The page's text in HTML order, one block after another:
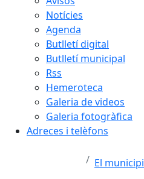
Notícies
Agenda
Butlletí digital
Butlletí municipal
Rss
Hemeroteca
Galeria de videos
Galeria fotogràfica
Adreces i telèfons
El municipi